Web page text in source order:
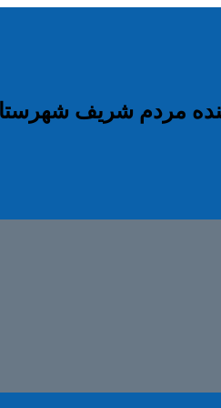
مردم شریف